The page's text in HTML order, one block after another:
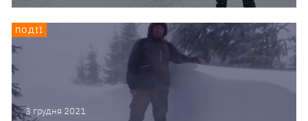
3 грудня 2021
ПОДІЇ